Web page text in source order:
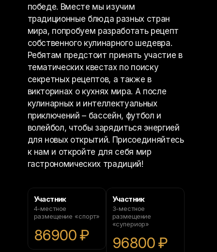
победе. Вместе мы изучим
традиционные блюда разных стран
мира, попробуем разработать рецепт
собственного кулинарного шедевра.
Ребятам предстоит принять участие в
тематических квестах по поиску
секретных рецептов, а также в
викторинах о кухнях мира. А после
кулинарных и интеллектуальных
приключений – бассейн, футбол и
волейбол, чтобы зарядиться энергией
для новых открытий. Присоединяйтесь
к нам и откройте для себя мир
гастрономических традиций!
Участник
4-местное
размещение «спорт»
86900 ₽
Участник
3-местное
размещение
«супериор»
96800 ₽